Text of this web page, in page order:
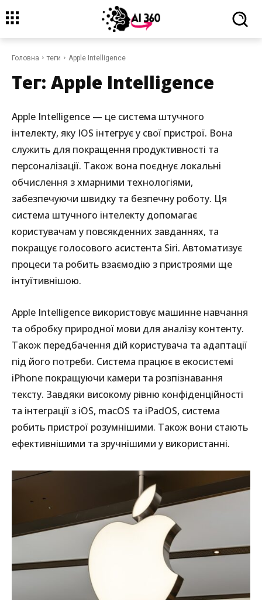
Головна теги Apple Intelligence
Тег: Apple Intelligence
Apple Intelligence — це система штучного
інтелекту, яку IOS інтегрує у свої пристрої. Вона
служить для покращення продуктивності та
персоналізації. Також вона поєднує локальні
обчислення з хмарними технологіями,
забезпечуючи швидку та безпечну роботу. Ця
система штучного інтелекту допомагає
користувачам у повсякденних завданнях, та
покращує голосового асистента Siri. Автоматизує
процеси та робить взаємодію з пристроями ще
інтуїтивнішою.
Apple Intelligence використовує машинне навчання
та обробку природної мови для аналізу контенту.
Також передбачення дій користувача та адаптації
під його потреби. Система працює в екосистемі
iPhone покращуючи камери та розпізнавання
тексту. Завдяки високому рівню конфіденційності
та інтеграції з iOS, macOS та iPadOS, система
робить пристрої розумнішими. Також вони стають
ефективнішими та зручнішими у використанні.